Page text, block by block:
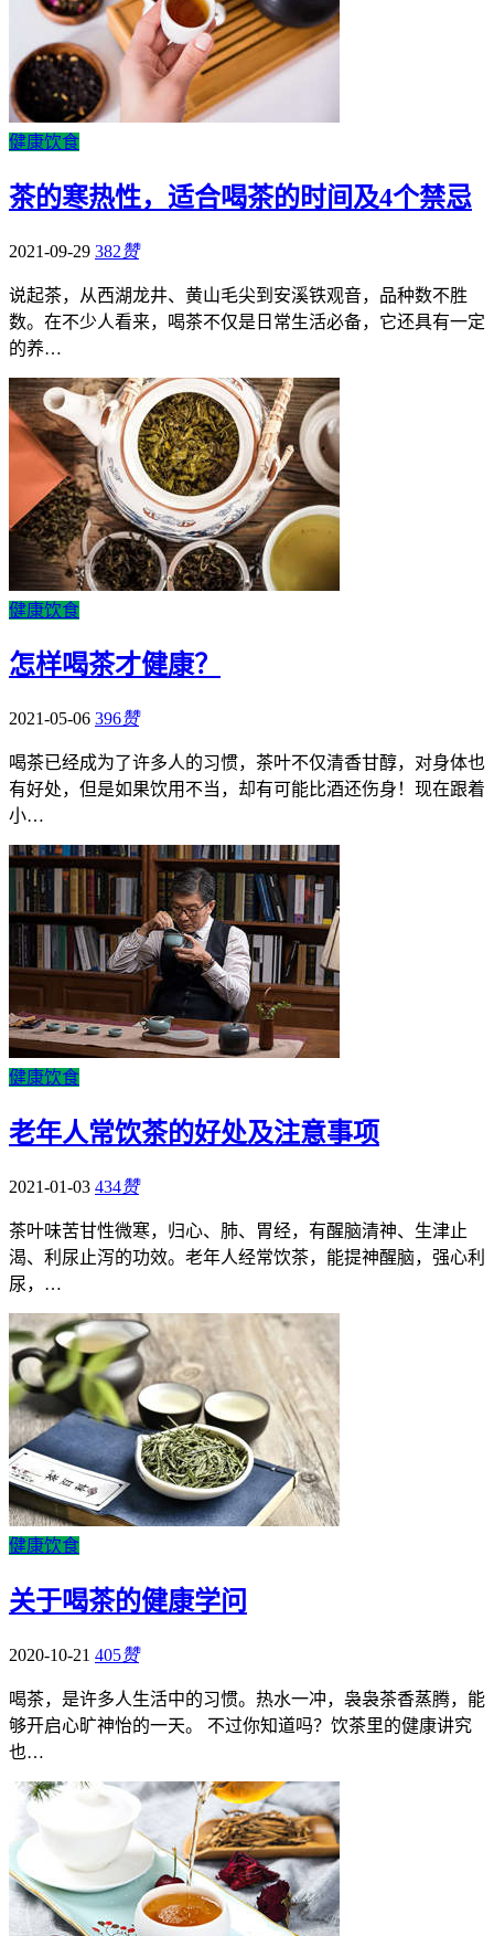
健康饮食
茶的寒热性，适合喝茶的时间及4个禁忌
2021-09-29 382赞
说起茶，从西湖龙井、黄山毛尖到安溪铁观音，品种数不胜
数。在不少人看来，喝茶不仅是日常生活必备，它还具有一定
的养…
健康饮食
怎样喝茶才健康？
2021-05-06 396赞
喝茶已经成为了许多人的习惯，茶叶不仅清香甘醇，对身体也
有好处，但是如果饮用不当，却有可能比酒还伤身！现在跟着
小…
健康饮食
老年人常饮茶的好处及注意事项
2021-01-03 434赞
茶叶味苦甘性微寒，归心、肺、胃经，有醒脑清神、生津止
渴、利尿止泻的功效。老年人经常饮茶，能提神醒脑，强心利
尿，…
健康饮食
关于喝茶的健康学问
2020-10-21 405赞
喝茶，是许多人生活中的习惯。热水一冲，袅袅茶香蒸腾，能
够开启心旷神怡的一天。 不过你知道吗？饮茶里的健康讲究
也…